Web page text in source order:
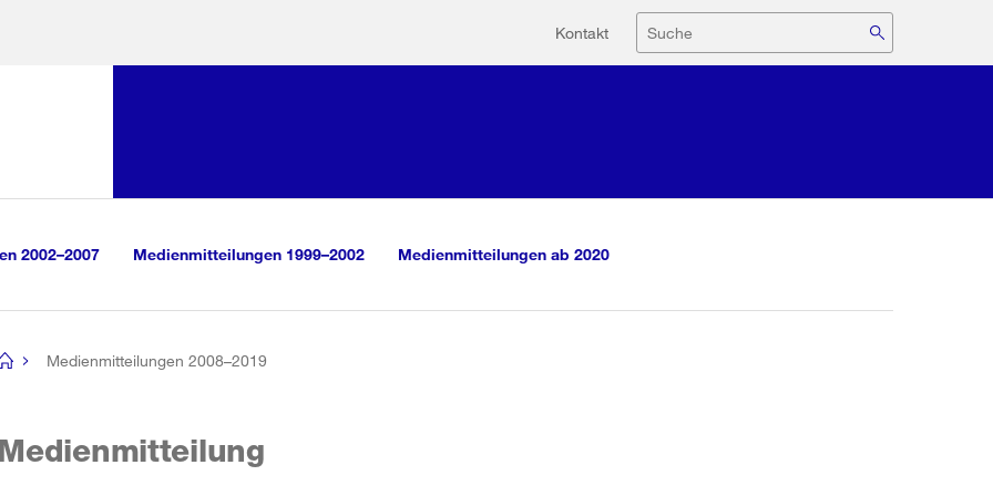
Hilfsnavigation
Kontakt Suche
2002–2007 Medienmitteilungen 1999–2002 Medienmitteilungen ab 2020
Medienmitteilungen 2008–2019